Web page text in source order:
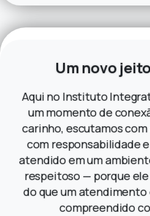
Umnovo
Aqui no Instituto
um momento de
carinho, escutamos
com responsabilidade
atendido em um
respeitoso — porque
do que um
compreendido